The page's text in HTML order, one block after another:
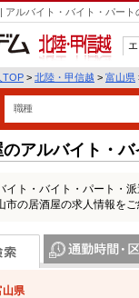
アルバイト・バイト・パー
北陸・甲信越
TOP > 北陸・甲信越 > 富山県
職種
アルバイト・
イト・バイト・パート・
の居酒屋の求人情報をご
山県